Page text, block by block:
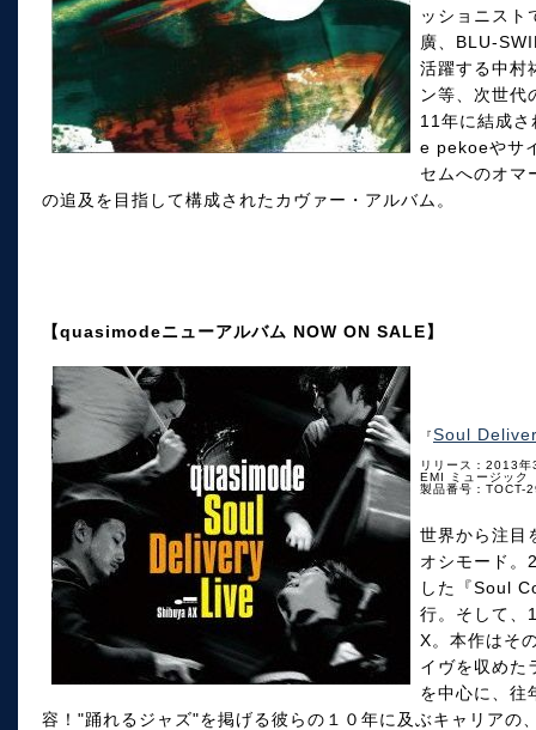
ッショニス
廣、BLU-
活躍する中村
ン等、次世代
11年に結成
e pekoeやサ
セムへのオマ
の追及を目指して構成されたカヴァー・アルバム。
【quasimodeニューアルバム NOW ON SALE】
『Soul
リリース：2013年
EMI ミュージック
製品番号：TOCT-
世界から注目
オシモード。
した『Soul
行。そして、
X。本作はそ
イヴを収めた
を中心に、往
容！"踊れるジャズ"を掲げる彼らの１０年に及ぶキャリアの